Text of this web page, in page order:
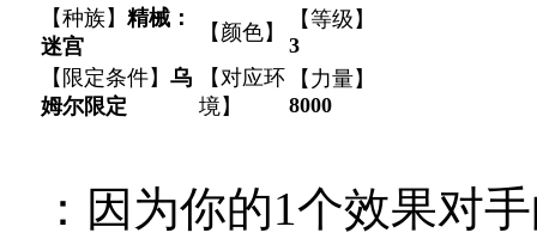
【种族】 精械：
迷宫
【颜色】
【等级】
3
【限定条件】 乌
姆尔限定
【对应环
境】
【力量】
8000
：因为你的1个效果对